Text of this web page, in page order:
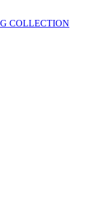
COLLECTION